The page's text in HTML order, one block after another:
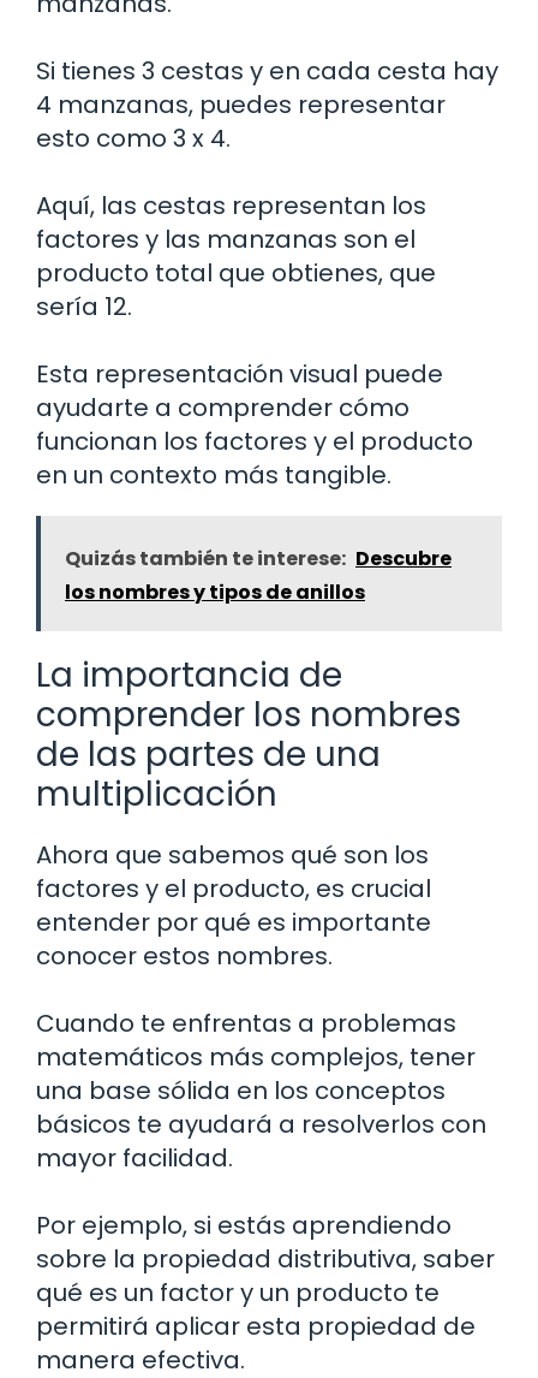
Si tienes 3 cestas y en cada cesta hay
4 manzanas, puedes representar
esto como 3 x 4.
Aquí, las cestas representan los
factores y las manzanas son el
producto total que obtienes, que
sería 12.
Esta representación visual puede
ayudarte a comprender cómo
funcionan los factores y el producto
en un contexto más tangible.
Quizás también te interese: Descubre
los nombres y tipos de anillos
La importancia de
comprender los nombres
de las partes de una
multiplicación
Ahora que sabemos qué son los
factores y el producto, es crucial
entender por qué es importante
conocer estos nombres.
Cuando te enfrentas a problemas
matemáticos más complejos, tener
una base sólida en los conceptos
básicos te ayudará a resolverlos con
mayor facilidad.
Por ejemplo, si estás aprendiendo
sobre la propiedad distributiva, saber
qué es un factor y un producto te
permitirá aplicar esta propiedad de
manera efectiva.